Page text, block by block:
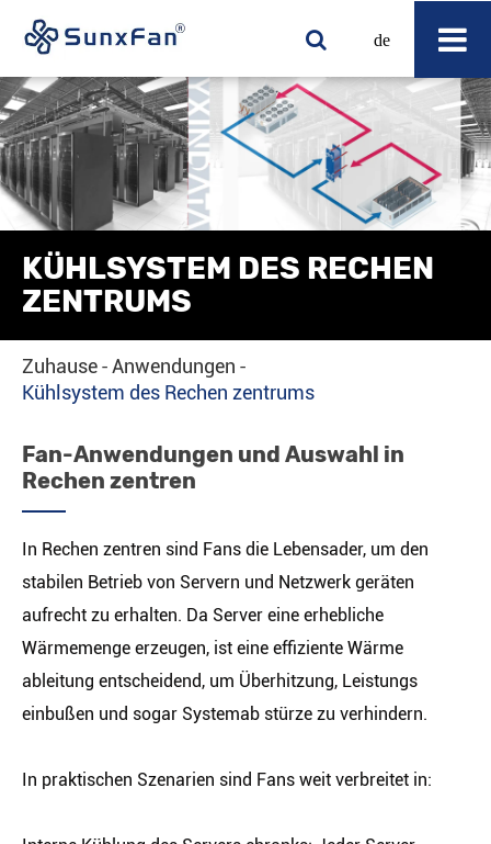
de
KÜHLSYSTEM DES RECHEN
ZENTRUMS
Zuhause
Anwendungen
Kühlsystem des Rechen zentrums
Fan-Anwendungen und Auswahl in
Rechen zentren
In Rechen zentren sind Fans die Lebensader, um den
stabilen Betrieb von Servern und Netzwerk geräten
aufrecht zu erhalten. Da Server eine erhebliche
Wärmemenge erzeugen, ist eine effiziente Wärme
ableitung entscheidend, um Überhitzung, Leistungs
einbußen und sogar Systemab stürze zu verhindern.
In praktischen Szenarien sind Fans weit verbreitet in: